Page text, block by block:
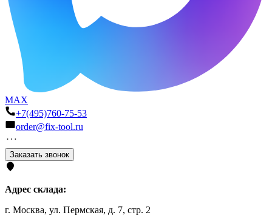
MAX
+7(495)760-75-53
order@fix-tool.ru
Заказать звонок
Адрес склада:
г. Москва, ул. Пермская, д. 7, стр. 2